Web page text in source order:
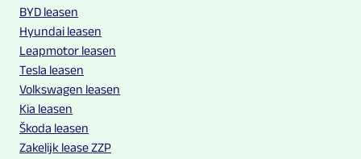
BYD leasen
Hyundai leasen
Leapmotor leasen
Tesla leasen
Volkswagen leasen
Kia leasen
Škoda leasen
Zakelijk lease ZZP